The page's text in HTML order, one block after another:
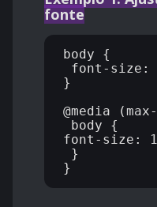
fonte
body {
font-size:
}
@media
body {
font-size:
}